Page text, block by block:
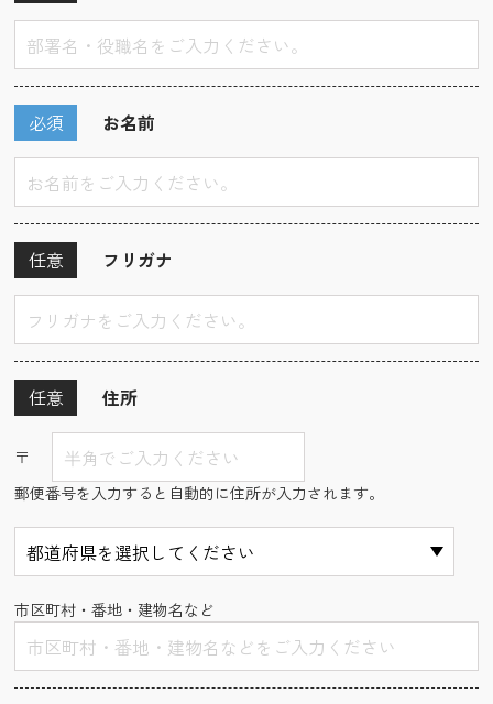
お名前
必須
フリガナ
任意
住所
任意
〒
郵便番号を入力すると自動的に住所が入力されます。
市区町村・番地・建物名など